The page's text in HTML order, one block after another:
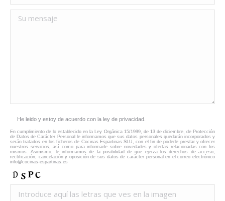
He leido y estoy de acuerdo con la ley de privacidad.
En cumplimiento de lo establecido en la Ley Orgánica 15/1999, de 13 de diciembre, de Protección
de Datos de Carácter Personal le informamos que sus datos personales quedarán incorporados y
serán tratados en los ficheros de Cocinas Espartinas SLU, con el fin de poderle prestar y ofrecer
nuestros servicios, así como para informarle sobre novedades y ofertas relacionadas con los
mismos. Asimismo, le informamos de la posibilidad de que ejerza los derechos de acceso,
rectificación, cancelación y oposición de sus datos de carácter personal en el correo electrónico
info@cocinas-espartinas.es